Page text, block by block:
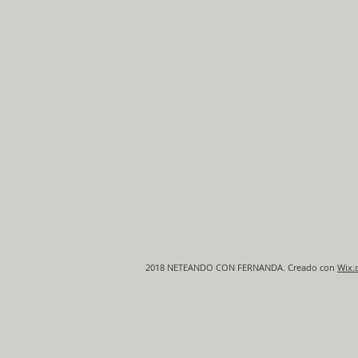
2018 NETEANDO CON FERNANDA. Creado con